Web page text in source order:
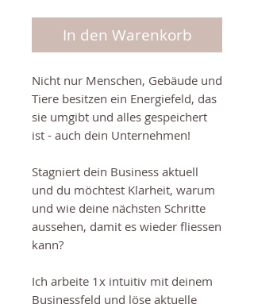
In den Warenkorb
Nicht nur Menschen, Gebäude und
Tiere besitzen ein Energiefeld, das
sie umgibt und alles gespeichert
ist - auch dein Unternehmen!
Stagniert dein Business aktuell
und du möchtest Klarheit, warum
und wie deine nächsten Schritte
aussehen, damit es wieder fliessen
kann?
Ich arbeite 1x intuitiv mit deinem
Businessfeld und löse aktuelle